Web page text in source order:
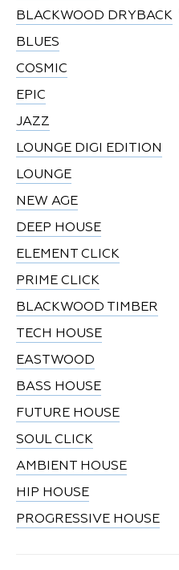
BLACKWOOD DRYBACK
BLUES
COSMIC
EPIC
JAZZ
LOUNGE DIGI EDITION
LOUNGE
NEW AGE
DEEP HOUSE
ELEMENT CLICK
PRIME CLICK
BLACKWOOD TIMBER
TECH HOUSE
EASTWOOD
BASS HOUSE
FUTURE HOUSE
SOUL CLICK
AMBIENT HOUSE
HIP HOUSE
PROGRESSIVE HOUSE